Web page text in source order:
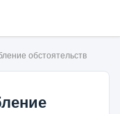
обстоятельств